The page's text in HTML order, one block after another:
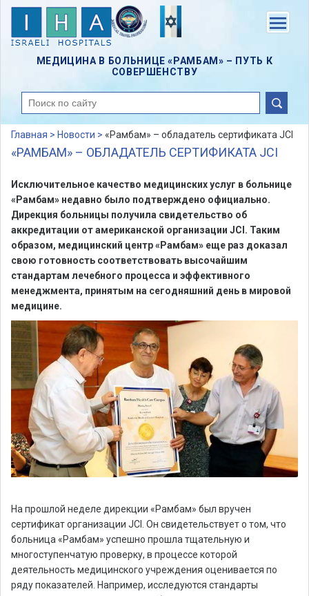
Skip
content
МЕДИЦИНА В БОЛЬНИЦЕ «РАМБАМ» – ПУТЬ К
СОВЕРШЕНСТВУ
поиск
Главная > Новости > «Рамбам» – обладатель сертификата JCI
«РАМБАМ» – ОБЛАДАТЕЛЬ СЕРТИФИКАТА JCI
Исключительное качество медицинских услуг в больнице
«Рамбам» недавно было подтверждено официально.
Дирекция больницы получила свидетельство об
аккредитации от американской организации JCI. Таким
образом, медицинский центр «Рамбам» еще раз доказал
свою готовность соответствовать высочайшим
стандартам лечебного процесса и эффективного
менеджмента, принятым на сегодняшний день в мировой
медицине.
На прошлой неделе дирекции «Рамбам» был вручен
сертификат организации JCI. Он свидетельствует о том, что
больница «Рамбам» успешно прошла тщательную и
многоступенчатую проверку, в процессе которой
деятельность медицинского учреждения оценивается по
ряду показателей. Например, исследуются стандарты